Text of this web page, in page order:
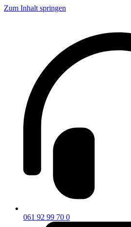
Zum Inhalt springen
061 92 99 70 0